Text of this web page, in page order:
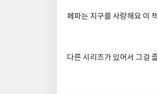
페파는 지구를 사랑해요 이
다른 시리즈가 있어서 그걸